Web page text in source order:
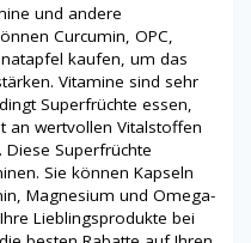
und andere
Curcumin, OPC,
kaufen, um das
Vitamine sind sehr
Superfrüchte essen,
an wertvollen Vitalstoffen
Superfrüchte
Sie können Kapseln
Magnesium und Omega-
Lieblingsprodukte bei